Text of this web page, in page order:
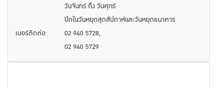
วันจันทร์ ถึง วันศุกร์
ปิดในวันหยุดสุดสัปดาห์และวันหยุดธนาคาร
เบอร์ติดต่อ:
02 940 5728,
02 940 5729